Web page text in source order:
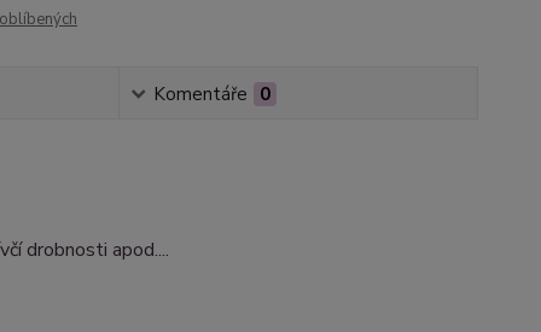
Komentáře 0
drobnosti apod....